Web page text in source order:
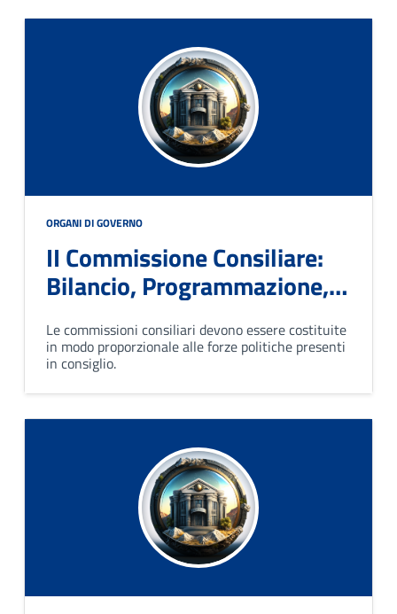
ORGANI DI GOVERNO
II Commissione Consiliare:
Bilancio, Programmazione,
Personale e Servizi
Le commissioni consiliari devono essere costituite
in modo proporzionale alle forze politiche presenti
in consiglio.